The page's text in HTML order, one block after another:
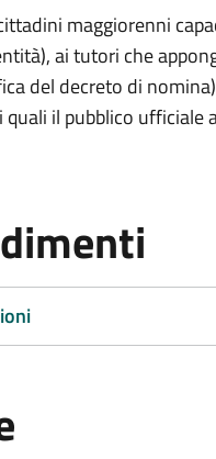
maggiorenni
ai tutori che
del decreto di
quali il pubblico